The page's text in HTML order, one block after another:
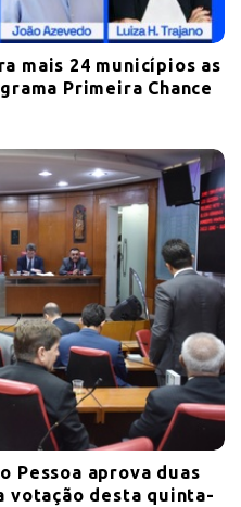
mais 24 municípios as
Primeira Chance
Pessoa aprova duas
votação desta quinta-